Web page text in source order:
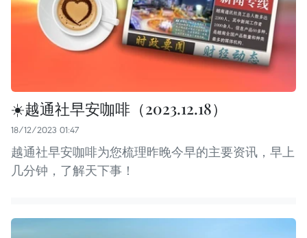
☀️越通社早安咖啡（2023.12.18）
18/12/2023 01:47
越通社早安咖啡为您梳理昨晚今早的主要资讯，早上
几分钟，了解天下事！